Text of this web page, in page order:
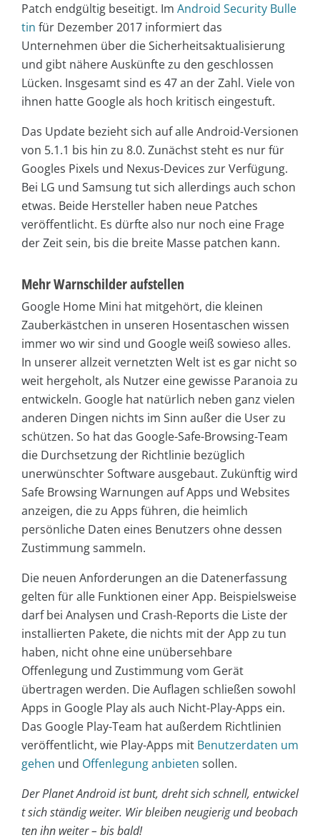
Patch endgültig beseitigt. Im Android Security Bulle
tin für Dezember 2017 informiert das
Unternehmen über die Sicherheitsaktualisierung
und gibt nähere Auskünfte zu den geschlossen
Lücken. Insgesamt sind es 47 an der Zahl. Viele von
ihnen hatte Google als hoch kritisch eingestuft.
Das Update bezieht sich auf alle Android-Versionen
von 5.1.1 bis hin zu 8.0. Zunächst steht es nur für
Googles Pixels und Nexus-Devices zur Verfügung.
Bei LG und Samsung tut sich allerdings auch schon
etwas. Beide Hersteller haben neue Patches
veröffentlicht. Es dürfte also nur noch eine Frage
der Zeit sein, bis die breite Masse patchen kann.
Mehr Warnschilder aufstellen
Google Home Mini hat mitgehört, die kleinen
Zauberkästchen in unseren Hosentaschen wissen
immer wo wir sind und Google weiß sowieso alles.
In unserer allzeit vernetzten Welt ist es gar nicht so
weit hergeholt, als Nutzer eine gewisse Paranoia zu
entwickeln. Google hat natürlich neben ganz vielen
anderen Dingen nichts im Sinn außer die User zu
schützen. So hat das Google-Safe-Browsing-Team
die Durchsetzung der Richtlinie bezüglich
unerwünschter Software ausgebaut. Zukünftig wird
Safe Browsing Warnungen auf Apps und Websites
anzeigen, die zu Apps führen, die heimlich
persönliche Daten eines Benutzers ohne dessen
Zustimmung sammeln.
Die neuen Anforderungen an die Datenerfassung
gelten für alle Funktionen einer App. Beispielsweise
darf bei Analysen und Crash-Reports die Liste der
installierten Pakete, die nichts mit der App zu tun
haben, nicht ohne eine unübersehbare
Offenlegung und Zustimmung vom Gerät
übertragen werden. Die Auflagen schließen sowohl
Apps in Google Play als auch Nicht-Play-Apps ein.
Das Google Play-Team hat außerdem Richtlinien
veröffentlicht, wie Play-Apps mit Benutzerdaten um
gehen und Offenlegung anbieten sollen.
Der Planet Android ist bunt, dreht sich schnell, entwickel
t sich ständig weiter. Wir bleiben neugierig und beobach
ten ihn weiter – bis bald!